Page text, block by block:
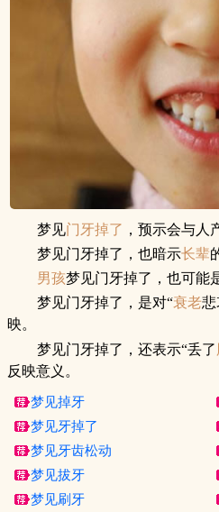
梦见门牙掉了 ，预示会与人
梦见门牙掉了，也暗示长辈
男孩梦见门牙掉了，也可能
梦见门牙掉了，是对“衰老悲
映。
梦见门牙掉了，还表示“丢了
反映意义。
梦见掉牙
梦见牙掉了
梦见牙齿松动
梦见拔牙
梦见刷牙